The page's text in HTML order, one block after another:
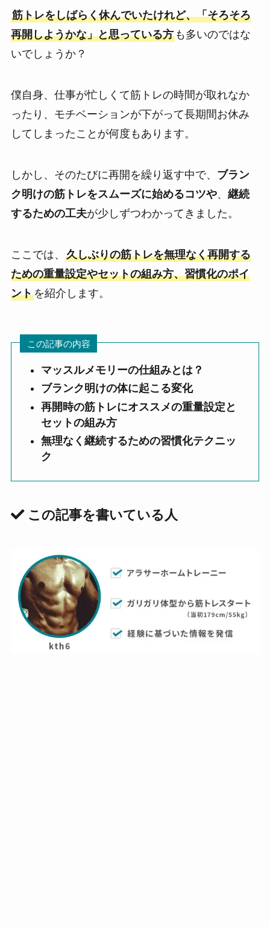
筋トレをしばらく休んでいたけれど、「そろそろ
再開しようかな」と思っている方も多いのではな
いでしょうか？
僕自身、仕事が忙しくて筋トレの時間が取れなか
ったり、モチベーションが下がって長期間お休み
してしまったことが何度もあります。
しかし、そのたびに再開を繰り返す中で、 ブラン
ク明けの筋トレをスムーズに始めるコツや、 継続
するための工夫が少しずつわかってきました。
ここでは、 久しぶりの筋トレを無理なく再開する
ための重量設定やセットの組み方、習慣化のポイ
ントを紹介します。
この記事の内容
マッスルメモリーの仕組みとは？
ブランク明けの体に起こる変化
再開時の筋トレにオススメの重量設定と
セットの組み方
無理なく継続するための習慣化テクニッ
ク
この記事を書いている人